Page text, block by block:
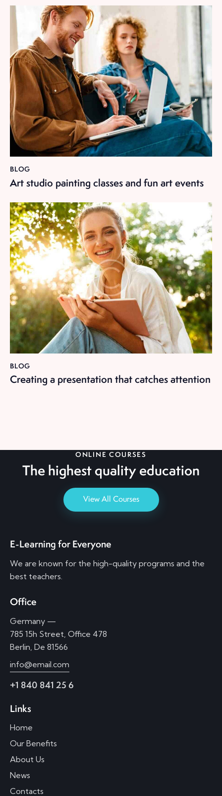
BLOG
Art studio painting classes and fun art events
BLOG
Creating a presentation that catches attention
ONLINE COURSES
The highest qualityeducation
View All Courses
E-Learning for Everyone
We are known for the high-quality programs and the
best teachers.
Office
Germany —
785 15h Street, Office 478
Berlin, De 81566
info@email.com
+1 840 841 25 6
Links
Home
Our Benefits
About Us
News
Contacts